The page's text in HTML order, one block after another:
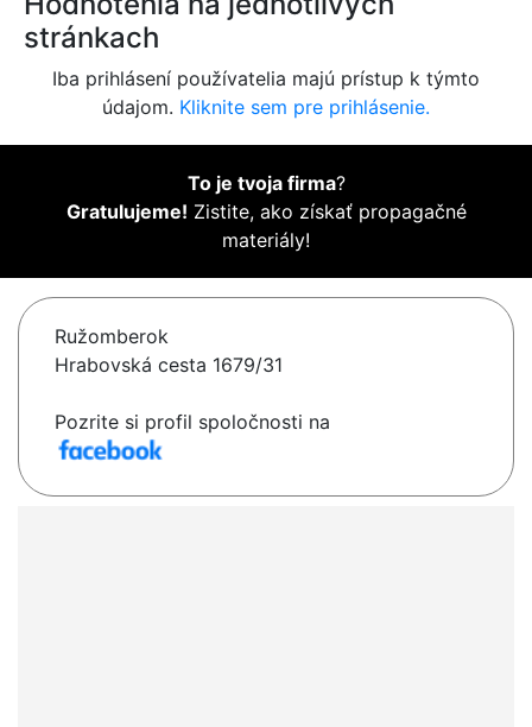
stránkach
Iba prihlásení používatelia majú prístup k týmto
údajom. Kliknite sem pre prihlásenie.
To je tvoja firma?
Gratulujeme! Zistite, ako získať propagačné
materiály!
Ružomberok
Hrabovská cesta 1679/31
Pozrite si profil spoločnosti na